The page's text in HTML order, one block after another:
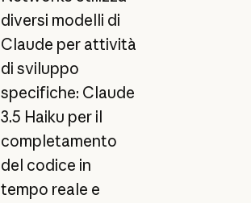
diversi modelli di
Claude per attività
di sviluppo
specifiche: Claude
3.5 Haiku per il
completamento
del codice in
tempo reale e